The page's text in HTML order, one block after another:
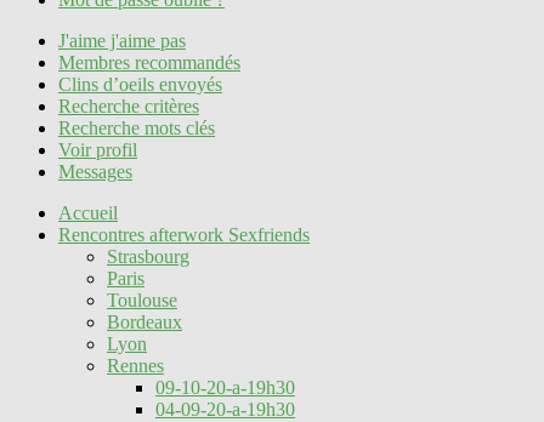
J'aime j'aime pas
Membres recommandés
Clins d’oeils envoyés
Recherche critères
Recherche mots clés
Voir profil
Messages
Accueil
Rencontres afterwork Sexfriends
Strasbourg
Paris
Toulouse
Bordeaux
Lyon
Rennes
09-10-20-a-19h30
04-09-20-a-19h30